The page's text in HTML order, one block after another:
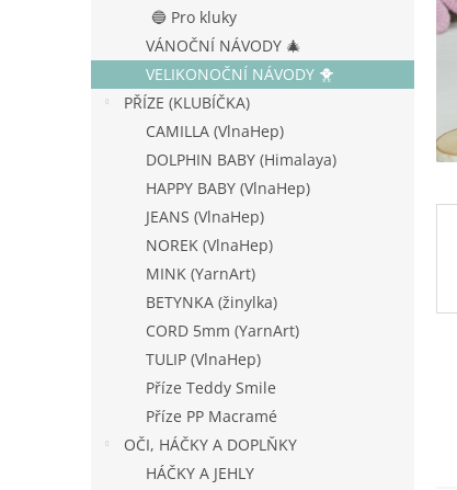
l
🔵 Pro kluky
VÁNOČNÍ NÁVODY 🎄
VELIKONOČNÍ NÁVODY 🐥
PŘÍZE (KLUBÍČKA)
CAMILLA (VlnaHep)
DOLPHIN BABY (Himalaya)
HAPPY BABY (VlnaHep)
JEANS (VlnaHep)
NOREK (VlnaHep)
MINK (YarnArt)
BETYNKA (žinylka)
CORD 5mm (YarnArt)
TULIP (VlnaHep)
Příze Teddy Smile
Příze PP Macramé
OČI, HÁČKY A DOPLŇKY
HÁČKY A JEHLY